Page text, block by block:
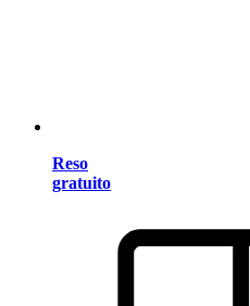
Reso
gratuito